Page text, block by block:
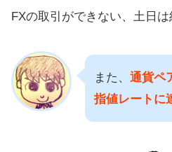
FXの取引ができない、土日は
また、 通貨ペ
指値レートに